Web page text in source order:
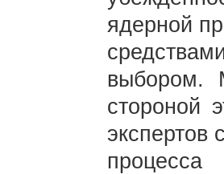
ядерной
выбором.
стороной